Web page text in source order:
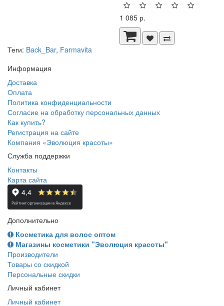
1 085 р.
Теги: Back_Bar, Farmavita
Информация
Доставка
Оплата
Политика конфиденциальности
Согласие на обработку персональных данных
Как купить?
Регистрация на сайте
Компания «Эволюция красоты»
Служба поддержки
Контакты
Карта сайта
Дополнительно
Косметика для волос оптом
Магазины косметики "Эволюция красоты"
Производители
Товары со скидкой
Персональные скидки
Личный кабинет
Личный кабинет